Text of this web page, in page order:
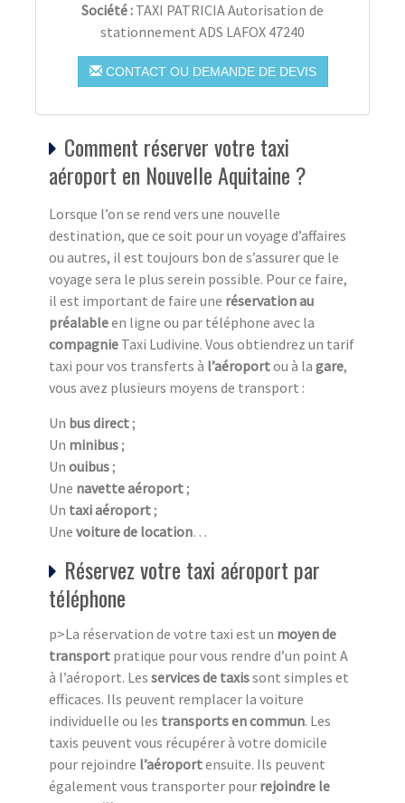
Société : TAXI PATRICIA Autorisation de
stationnement ADS LAFOX 47240
CONTACT OU DEMANDE DE DEVIS
Comment réserver votre taxi
aéroport en Nouvelle Aquitaine ?
Lorsque l’on se rend vers une nouvelle
destination, que ce soit pour un voyage d’affaires
ou autres, il est toujours bon de s’assurer que le
voyage sera le plus serein possible. Pour ce faire,
il est important de faire une réservation au
préalableen ligne ou par téléphone avec la
compagnie Taxi Ludivine. Vous obtiendrez un tarif
taxi pour vos transferts à l’aéroportou à la gare,
vous avez plusieurs moyens de transport :
Un bus direct;
Un minibus;
Un ouibus;
Une navette aéroport;
Un taxi aéroport;
Une voiture de location…
Réservez votre taxi aéroport par
téléphone
p>La réservation de votre taxi est un moyen de
transport pratique pour vous rendre d’un point A
à l’aéroport. Les services de taxissont simples et
efficaces. Ils peuvent remplacer la voiture
individuelle ou les transports en commun. Les
taxis peuvent vous récupérer à votre domicile
pour rejoindre l’aéroportensuite. Ils peuvent
également vous transporter pour rejoindre le